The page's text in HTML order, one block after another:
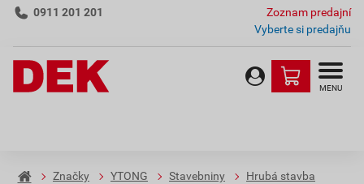
0911 201 201
Zoznam predajní
Vyberte si predajňu
MENU
Značky YTONG Stavebniny Hrubá stavba